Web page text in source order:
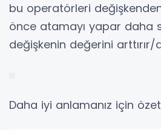
bu operatörleri
önce atamayı yapar daha
değişkenin değerini arttırır/
Daha iyi anlamanız için